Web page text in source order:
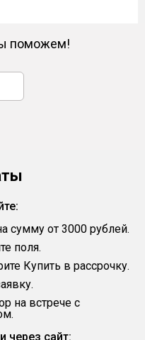
поможем!
сумму от 3000 рублей.
поля.
Купить в рассрочку.
на встрече с
через сайт: